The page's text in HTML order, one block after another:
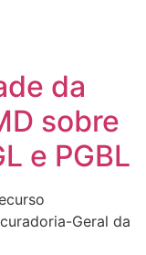
da
sobre
e PGBL
Geral da